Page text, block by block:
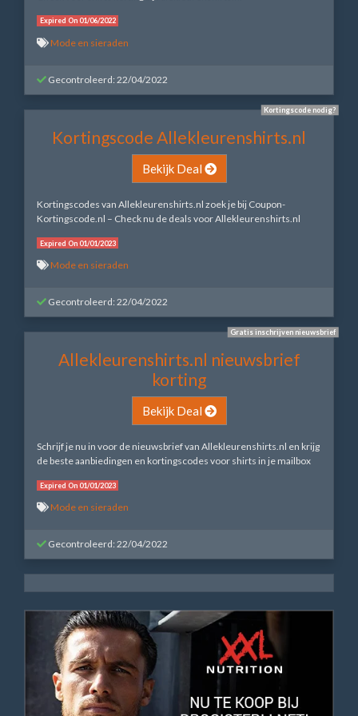
Expired On 01/06/2022
Mode en sieraden
Gecontroleerd: 22/04/2022
Kortingscode nodig?
Kortingscode Allekleurenshirts.nl
Bekijk Deal
Kortingscodes van Allekleurenshirts.nl zoek je bij Coupon-
Kortingscode.nl – Check nu de deals voor Allekleurenshirts.nl
Expired On 01/01/2023
Mode en sieraden
Gecontroleerd: 22/04/2022
Gratis inschrijven nieuwsbrief
Allekleurenshirts.nl nieuwsbrief
korting
Bekijk Deal
Schrijf je nu in voor de nieuwsbrief van Allekleurenshirts.nl en krijg
de beste aanbiedingen en kortingscodes voor shirts in je mailbox
Expired On 01/01/2023
Mode en sieraden
Gecontroleerd: 22/04/2022